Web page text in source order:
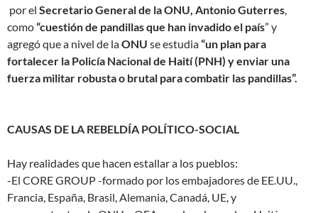
por el Secretario General de la ONU, Antonio Guterres,
como“cuestión de pandillas que han invadido el país” y
agregó que a nivel de laONU se estudia“un plan para
fortalecer la Policía Nacional de Haití (PNH) y enviar una
fuerza militar robusta o brutal para combatir las pandillas”.
CAUSAS DE LA REBELDÍA POLÍTICO-SOCIAL
Hay realidades que hacen estallar a los pueblos:
-El CORE GROUP -formado por los embajadores de EE.UU.,
Francia, España, Brasil, Alemania, Canadá, UE, y